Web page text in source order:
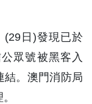
(29日)發現已於
眾號被黑客入
結。澳門消防局